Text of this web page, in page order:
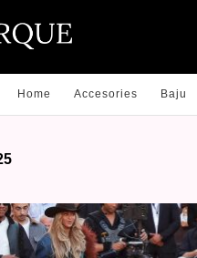
Home Accesories Baju